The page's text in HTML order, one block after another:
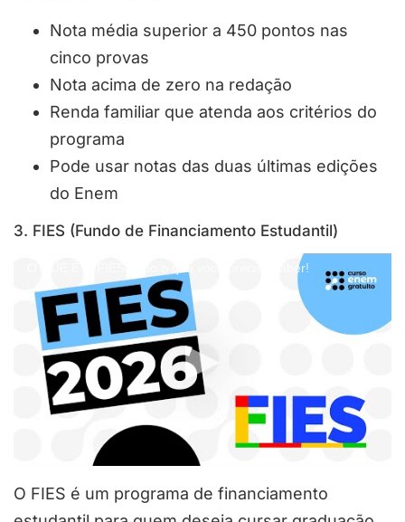
Nota média superior a 450 pontos nas
cinco provas
Nota acima de zero na redação
Renda familiar que atenda aos critérios do
programa
Pode usar notas das duas últimas edições
do Enem
3. FIES (Fundo de Financiamento Estudantil)
O QUE É O FIES: tudo o que você precisa saber!
O FIES é um programa de financiamento